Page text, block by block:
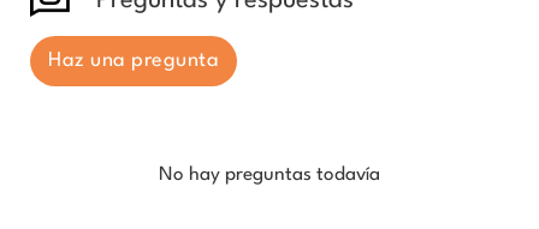
Haz una pregunta
No hay preguntas todavía